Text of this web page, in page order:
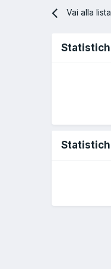
Vai alla